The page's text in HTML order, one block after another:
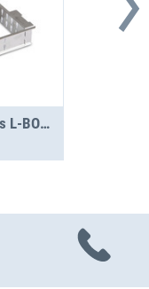
Kit de séparateurs 4 cases L-BOXX 136 G4